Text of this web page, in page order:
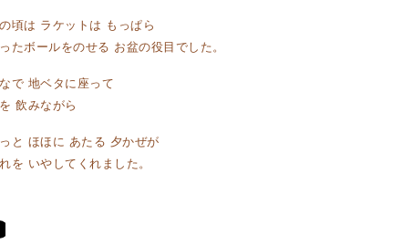
頃は ラケットは もっぱら
たボールをのせる お盆の役目でした。
で 地ベタに座って
飲みながら
と ほほに あたる 夕かぜが
を いやしてくれました。